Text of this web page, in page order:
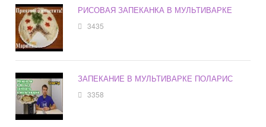
РИСОВАЯ ЗАПЕКАНКА В МУЛЬТИВАРКЕ
3435
ЗАПЕКАНИЕ В МУЛЬТИВАРКЕ ПОЛАРИС
3358